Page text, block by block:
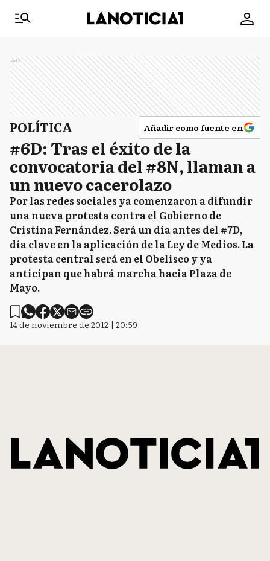
Ads
POLÍTICA Añadir como fuente en
#6D: Tras el éxito de la
convocatoria del #8N, llaman a
un nuevo cacerolazo
Por las redes sociales ya comenzaron a difundir
una nueva protesta contra el Gobierno de
Cristina Fernández. Será un día antes del #7D,
día clave en la aplicación de la Ley de Medios. La
protesta central será en el Obelisco y ya
anticipan que habrá marcha hacia Plaza de
Mayo.
14 de noviembre de 2012 | 20:59